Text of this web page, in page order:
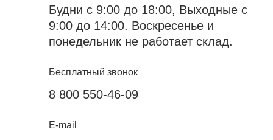
Будни с 9:00 до 18:00, Выходные с
9:00 до 14:00. Воскресенье и
понедельник не работает склад.
Бесплатный звонок
8 800 550-46-09
E-mail